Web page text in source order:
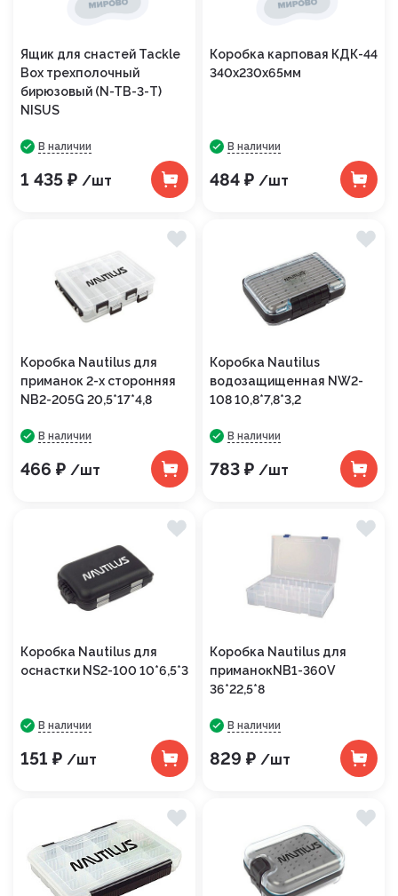
Ящик для снастей Tackle
Box трехполочный
бирюзовый (N-TB-3-Т)
NISUS
В наличии
1 435 ₽ /шт
Коробка карповая КДК-44
340х230х65мм
В наличии
484 ₽ /шт
Коробка Nautilus для
приманок 2-х сторонняя
NB2-205G 20,5*17*4,8
В наличии
466 ₽ /шт
Коробка Nautilus
водозащищенная NW2-
108 10,8*7,8*3,2
В наличии
783 ₽ /шт
Коробка Nautilus для
оснастки NS2-100 10*6,5*3
В наличии
151 ₽ /шт
Коробка Nautilus для
приманокNB1-360V
36*22,5*8
В наличии
829 ₽ /шт